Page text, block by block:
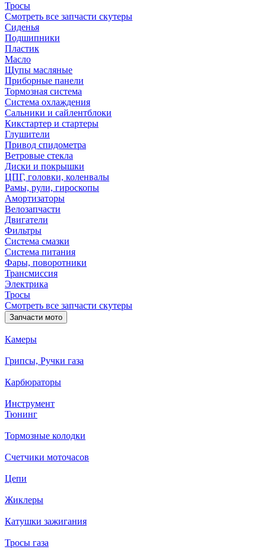
Тросы
Смотреть все запчасти скутеры
Сиденья
Подшипники
Пластик
Масло
Щупы масляные
Приборные панели
Тормозная система
Система охлаждения
Сальники и сайлентблоки
Кикстартер и стартеры
Глушители
Привод спидометра
Ветровые стекла
Диски и покрышки
ЦПГ, головки, коленвалы
Рамы, рули, гироскопы
Амортизаторы
Велозапчасти
Двигатели
Фильтры
Система смазки
Система питания
Фары, поворотники
Трансмиссия
Электрика
Тросы
Смотреть все запчасти скутеры
Запчасти мото
Камеры
Грипсы, Ручки газа
Карбюраторы
Инструмент
Тюнинг
Тормозные колодки
Счетчики моточасов
Цепи
Жиклеры
Катушки зажигания
Тросы газа